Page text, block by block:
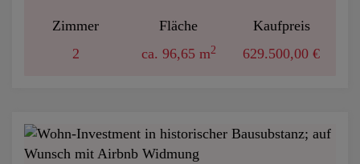
Zimmer
2
Fläche
ca. 96,65 m2
Kaufpreis
629.500,00 €